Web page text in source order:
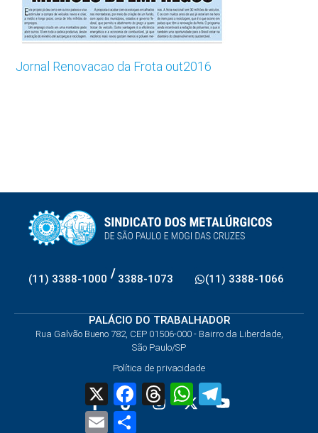
Jornal Renovacao da Frota out2016
(11) 3388-1000 / 3388-1073 (11) 3388-1066
PALÁCIO DO TRABALHADOR
Rua Galvão Bueno 782, CEP 01506-000 - Bairro da Liberdade,
São Paulo/SP
Política de privacidade
X FacebookThreadsWhatsApp
Email